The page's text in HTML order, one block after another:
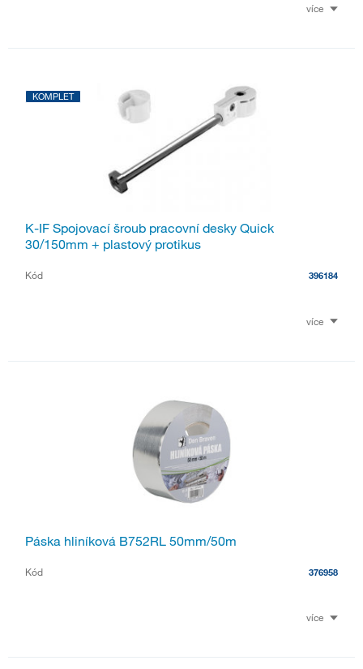
více
KOMPLET
K-IF Spojovací šroub pracovní desky Quick
30/150mm + plastový protikus
Kód 396184
více
Páska hliníková B752RL 50mm/50m
Kód 376958
více